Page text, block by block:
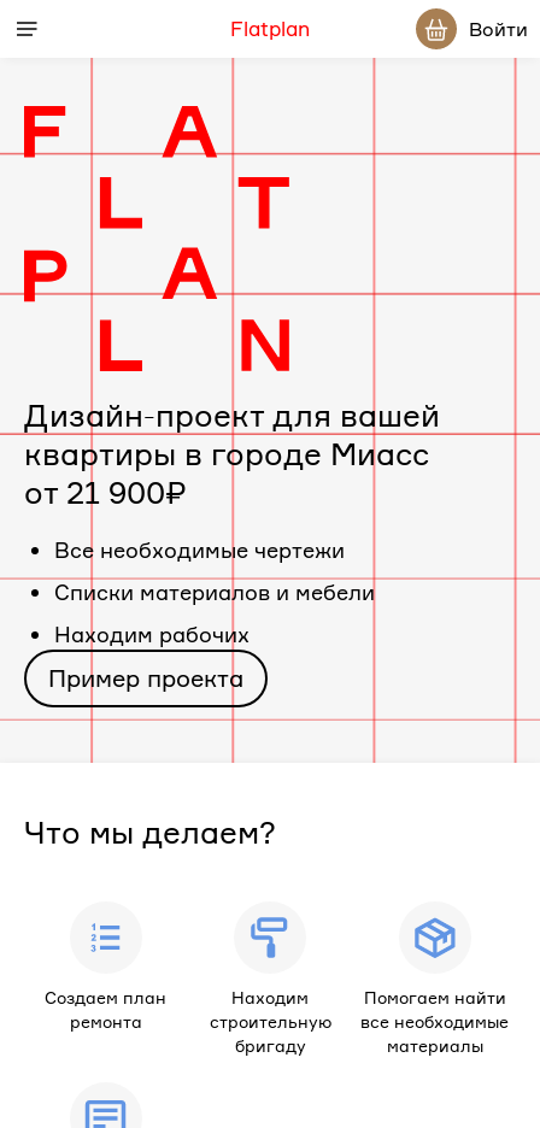
Flatplan Войти
Дизайн-проект для вашей
квартиры в городе Миасс
от 21 900₽
Все необходимые чертежи
Cписки материалов и мебели
Находим рабочих
Пример проекта
Что мы делаем?
Создаем план
ремонта
Находим
строительную
бригаду
Помогаем найти
все необходимые
материалы